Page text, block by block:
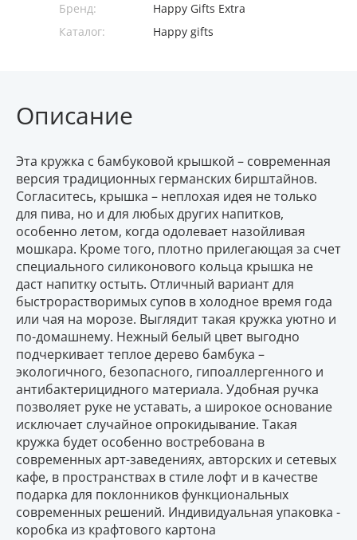
Бренд:
Happy Gifts Extra
Каталог:
Happy gifts
Описание
Эта кружка с бамбуковой крышкой – современная
версия традиционных германских бирштайнов.
Согласитесь, крышка – неплохая идея не только
для пива, но и для любых других напитков,
особенно летом, когда одолевает назойливая
мошкара. Кроме того, плотно прилегающая за счет
специального силиконового кольца крышка не
даст напитку остыть. Отличный вариант для
быстрорастворимых супов в холодное время года
или чая на морозе. Выглядит такая кружка уютно и
по-домашнему. Нежный белый цвет выгодно
подчеркивает теплое дерево бамбука –
экологичного, безопасного, гипоаллергенного и
антибактерицидного материала. Удобная ручка
позволяет руке не уставать, а широкое основание
исключает случайное опрокидывание. Такая
кружка будет особенно востребована в
современных арт-заведениях, авторских и сетевых
кафе, в пространствах в стиле лофт и в качестве
подарка для поклонников функциональных
современных решений. Индивидуальная упаковка -
коробка из крафтового картона